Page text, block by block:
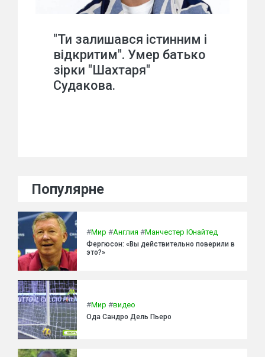
"Ти залишався істинним і
відкритим". Умер батько
зірки "Шахтаря"
Судакова.
Популярне
#Мир #Англия #Манчестер Юнайтед
Фергюсон: «Вы действительно поверили в
это?»
#Мир #видео
Ода Сандро Дель Пьеро